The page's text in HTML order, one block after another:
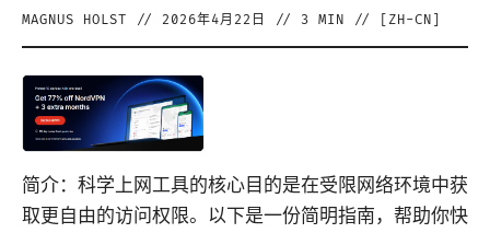
MAGNUS HOLST // 2026年4月22日 // 3 MIN // [ ZH-CN
简介：科学上网工具的核心目的是在受限网络环境中获
取更自由的访问权限。以下是一份简明指南，帮助你快